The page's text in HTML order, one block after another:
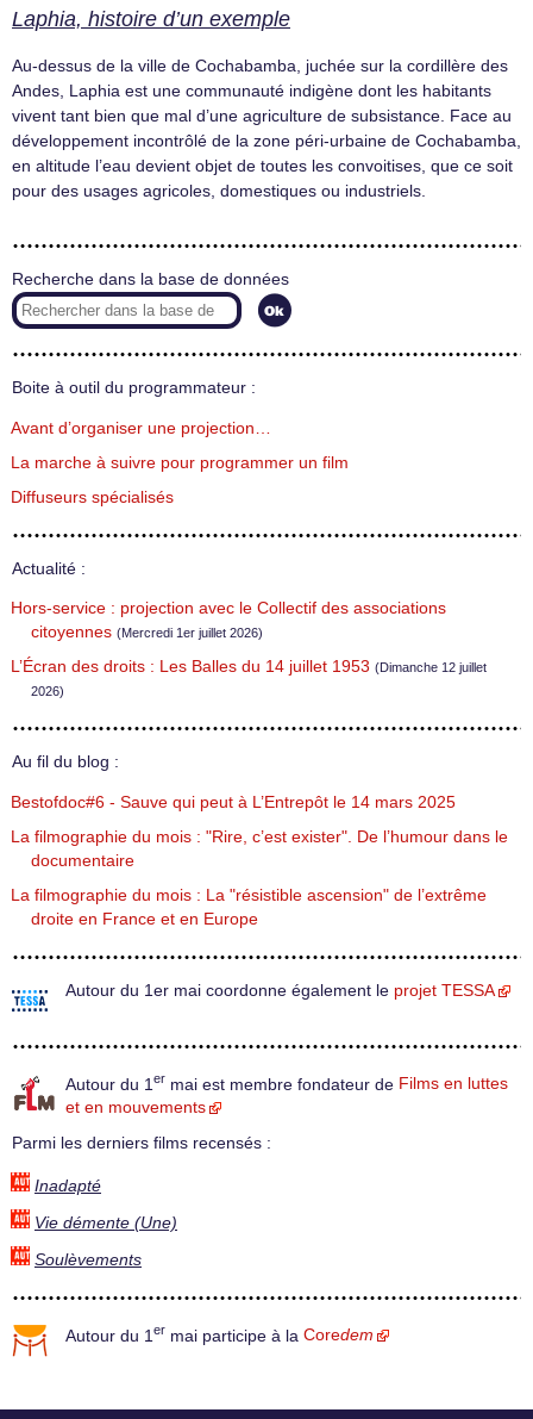
Laphia, histoire d’un exemple
Au-dessus de la ville de Cochabamba, juchée sur la cordillère des
Andes, Laphia est une communauté indigène dont les habitants
vivent tant bien que mal d’une agriculture de subsistance. Face au
développement incontrôlé de la zone péri-urbaine de Cochabamba,
en altitude l’eau devient objet de toutes les convoitises, que ce soit
pour des usages agricoles, domestiques ou industriels.
Recherche dans la base de données
Boite à outil du programmateur :
Avant d’organiser une projection…
La marche à suivre pour programmer un film
Diffuseurs spécialisés
Actualité :
Hors-service : projection avec le Collectif des associations
citoyennes (Mercredi 1er juillet 2026)
L’Écran des droits : Les Balles du 14 juillet 1953 (Dimanche 12 juillet
2026)
Au fil du blog :
Bestofdoc#6 - Sauve qui peut à L’Entrepôt le 14 mars 2025
La filmographie du mois : "Rire, c’est exister". De l’humour dans le
documentaire
La filmographie du mois : La "résistible ascension" de l’extrême
droite en France et en Europe
Autour du 1er mai coordonne également le projet TESSA
Autour du 1 er mai est membre fondateur de Films en luttes
et en mouvements
Parmi les derniers films recensés :
Inadapté
Vie démente (Une)
Soulèvements
Autour du 1 er mai participe à la Coredem